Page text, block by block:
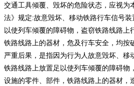
交通工具倾覆、毁坏的危险状态，应视
法》规定:故意毁坏、移动铁路行车信号
以使列车倾覆的障碍物，盗窃铁路线路上
铁路线路上的器材，危及行车安全，均按
严重后果，是指因为行为人故意毁坏、移
铁路线路上放置足以使列车倾覆的障碍物
设施的零件、部件，铁路线路上的器材，